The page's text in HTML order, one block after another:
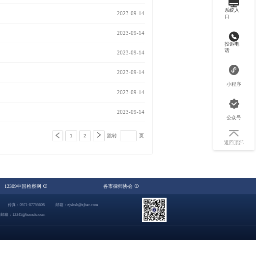
2023-09-14
2023-09-14
2023-09-14
2023-09-14
2023-09-14
2023-09-14
1 2 跳转 页
12309中国检察网 各市律师协会
传真：0571-87755608 邮箱：zjslsxh@zjbar.com
邮箱：12345@homolo.com
系统入
口
投诉电
话
小程序
公众号
返回顶部